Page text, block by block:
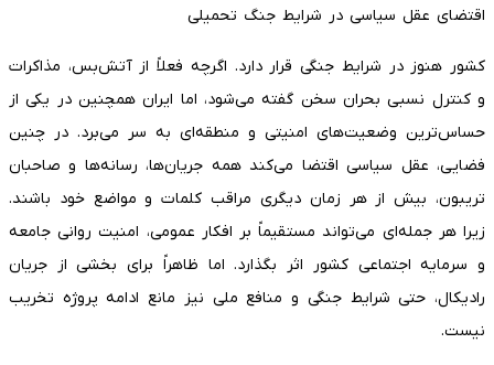
اقتضای عقل سیاسی در شرایط جنگ تحمیلی
کشور هنوز در شرایط جنگی قرار دارد. اگرچه فعلاً از آتش‌بس، مذاکرات
و کنترل نسبی بحران سخن گفته می‌شود، اما ایران همچنین در یکی از
حساس‌ترین وضعیت‌های امنیتی و منطقه‌ای به سر می‌برد. در چنین
فضایی، عقل سیاسی اقتضا می‌کند همه جریان‌ها، رسانه‌ها و صاحبان
تریبون، بیش از هر زمان دیگری مراقب کلمات و مواضع خود باشند.
زیرا هر جمله‌ای می‌تواند مستقیماً بر افکار عمومی، امنیت روانی جامعه
و سرمایه اجتماعی کشور اثر بگذارد. اما ظاهراً برای بخشی از جریان
رادیکال، حتی شرایط جنگی و منافع ملی نیز مانع ادامه پروژه تخریب
نیست.